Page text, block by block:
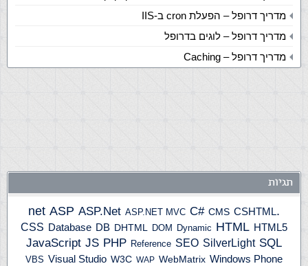
מדריך דרופל – הפעלת cron ב-IIS
מדריך דרופל – לוגים בדרופל
מדריך דרופל – Caching
תגיות
.net
ASP ASP.Net ASP.NET MVC C# CMS CSHTML
CSS Database DB DHTML DOM Dynamic HTML HTML5
JavaScript JS PHP Reference SEO SilverLight SQL
VBS Visual Studio W3C WAP WebMatrix Windows Phone